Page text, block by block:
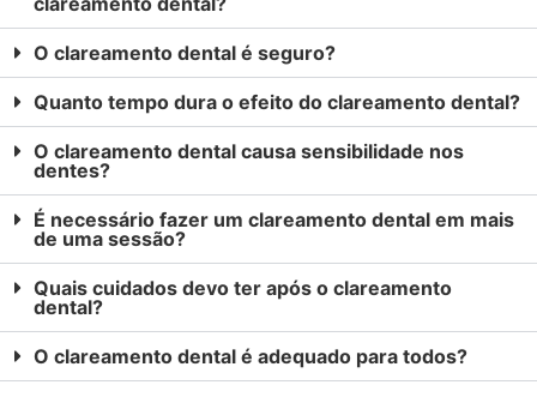
O clareamento dental é seguro?
Quanto tempo dura o efeito do clareamento dental?
O clareamento dental causa sensibilidade nos
dentes?
É necessário fazer um clareamento dental em mais
de uma sessão?
Quais cuidados devo ter após o clareamento
dental?
O clareamento dental é adequado para todos?